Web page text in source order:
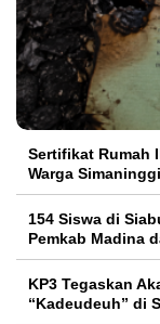
Sertifikat Rumah
Warga
154 Siswa di
Pemkab Madina
KP3 Tegaskan
“Kadeudeuh” di